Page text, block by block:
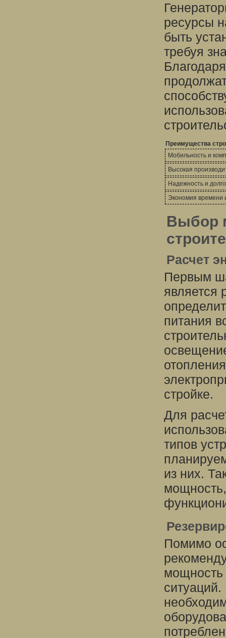
ресурсы
быть
требуя
Преимущества
Мобильность и
Высокая
Надежность и
Экономия времени
Выбор
Расчет
Первым
является
питания
стройке.
Для
типов
из них.
Помимо